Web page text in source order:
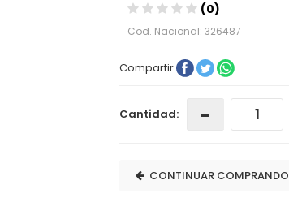
(0)
Cod. Nacional: 326487
Compartir
Cantidad:
CONTINUAR COMPRANDO